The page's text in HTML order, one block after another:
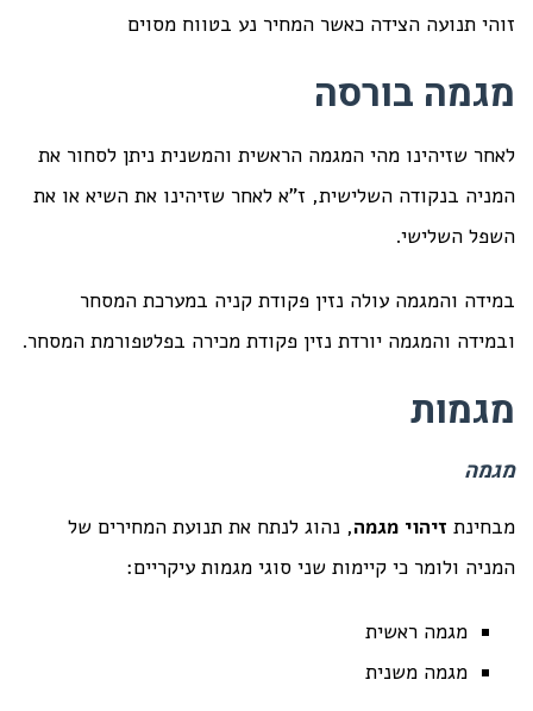
זוהי תנועה הצידה כאשר המחיר נע בטווח מסוים
מגמה בורסה
לאחר שזיהינו מהי המגמה הראשית והמשנית ניתן לסחור את
המניה בנקודה השלישית, ז"א לאחר שזיהינו את השיא או את
השפל השלישי.
במידה והמגמה עולה נזין פקודת קניה במערכת המסחר
ובמידה והמגמה יורדת נזין פקודת מכירה בפלטפורמת המסחר.
מגמות
מגמה
מבחינת זיהוי מגמה, נהוג לנתח את תנועת המחירים של
המניה ולומר כי קיימות שני סוגי מגמות עיקריים:
מגמה ראשית
מגמה משנית